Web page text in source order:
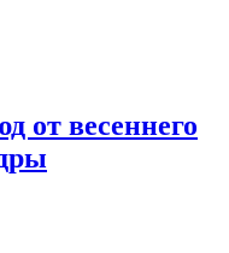
от весеннего